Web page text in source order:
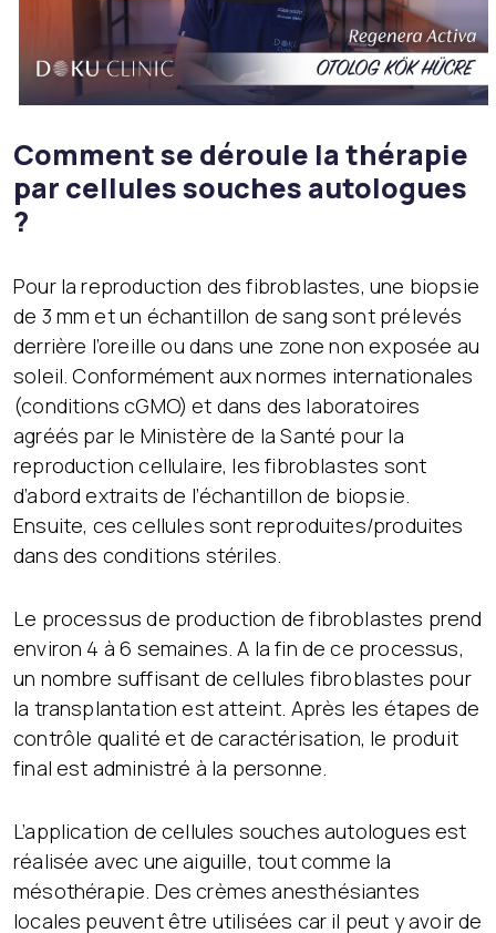
Comment se déroule la thérapie
par cellules souches autologues
?
Pour la reproduction des fibroblastes, une biopsie
de 3 mm et un échantillon de sang sont prélevés
derrière l’oreille ou dans une zone non exposée au
soleil. Conformément aux normes internationales
(conditions cGMO) et dans des laboratoires
agréés par le Ministère de la Santé pour la
reproduction cellulaire, les fibroblastes sont
d’abord extraits de l’échantillon de biopsie.
Ensuite, ces cellules sont reproduites/produites
dans des conditions stériles.
Le processus de production de fibroblastes prend
environ 4 à 6 semaines. A la fin de ce processus,
un nombre suffisant de cellules fibroblastes pour
la transplantation est atteint. Après les étapes de
contrôle qualité et de caractérisation, le produit
final est administré à la personne.
L’application de cellules souches autologues est
réalisée avec une aiguille, tout comme la
mésothérapie. Des crèmes anesthésiantes
locales peuvent être utilisées car il peut y avoir de